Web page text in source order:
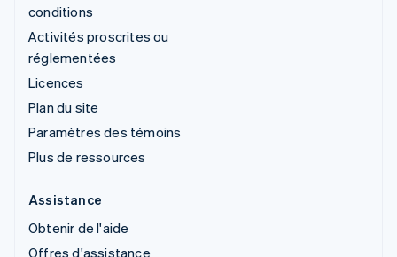
conditions
Activités proscrites ou
réglementées
Licences
Plan du site
Paramètres des témoins
Plus de ressources
Assistance
Obtenir de l'aide
Offres d'assistance